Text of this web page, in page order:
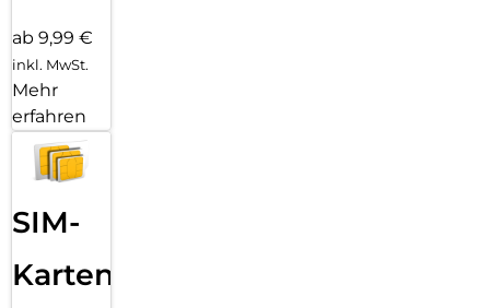
ab 9,99 €
inkl. MwSt.
Mehr
erfahren
SIM-
Karten